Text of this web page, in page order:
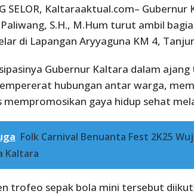
SELOR, Kaltaraaktual.com–
Paliwang, S.H., M.Hum turut ambil
di Lapangan Aryyaguna KM 4,
Gubernur Kaltara dalam
hubungan antar warga,
mempromosikan gaya hidup sehat
Folk Carnival Benuanta Fest 2K25
Kaltara
trofeo sepak bola mini tersebut